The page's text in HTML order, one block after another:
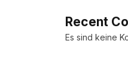
Recent
Es sind keine